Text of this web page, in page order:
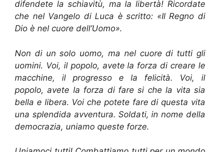
difendete la schiavitù, ma la libertà! Ricordate
che nel Vangelo di Luca è scritto: «Il Regno di
Dio è nel cuore dell’Uomo».
Non di un solo uomo, ma nel cuore di tutti gli
uomini. Voi, il popolo, avete la forza di creare le
macchine, il progresso e la felicità. Voi, il
popolo, avete la forza di fare si che la vita sia
bella e libera. Voi che potete fare di questa vita
una splendida avventura. Soldati, in nome della
democrazia, uniamo queste forze.